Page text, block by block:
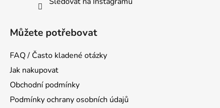
Můžete potřebovat
FAQ / Často kladené otázky
Jak nakupovat
Obchodní podmínky
Podmínky ochrany osobních údajů